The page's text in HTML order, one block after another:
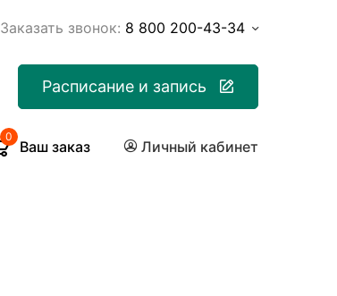
Заказать звонок: 8 800 200-43-34
Расписание и запись
0
Ваш заказ Личный кабинет